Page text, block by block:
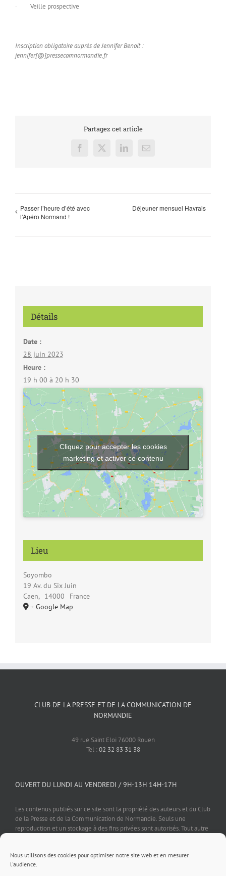
Nous utilisons des cookies pour optimiser notre site web et en mesurer
l'audience.
· Veille prospective
Inscription obligatoire auprès de Jennifer Benoit :
jennifer[@]pressecomnormandie.fr
Partagez cet article
Facebook
X LinkedInEmail
Passer l’heure d’été avec
l’Apéro Normand !
Déjeuner mensuel Havrais
Détails
Date :
28 juin 2023
Heure :
19 h 00 à 20 h 30
Lieu
Soyombo
19 Av. du Six Juin
Caen, 14000
France
+ Google Map
Cliquez pour accepter les cookies
marketing et activer ce contenu
CLUB DE LA PRESSE ET DE LA COMMUNICATION DE
NORMANDIE
49 rue Saint Eloi 76000 Rouen
Tel :02 32 83 31 38
OUVERT DU LUNDI AU VENDREDI / 9H-13H 14H-17H
Les contenus publiés sur ce site sont la propriété des auteurs et du Club
de la Presse et de la Communication de Normandie. Seuls une
reproduction et un stockage à des fins privées sont autorisés. Tout autre